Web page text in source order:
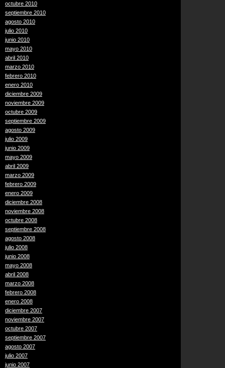
octubre 2010
septiembre 2010
agosto 2010
julio 2010
junio 2010
mayo 2010
abril 2010
marzo 2010
febrero 2010
enero 2010
diciembre 2009
noviembre 2009
octubre 2009
septiembre 2009
agosto 2009
julio 2009
junio 2009
mayo 2009
abril 2009
marzo 2009
febrero 2009
enero 2009
diciembre 2008
noviembre 2008
octubre 2008
septiembre 2008
agosto 2008
julio 2008
junio 2008
mayo 2008
abril 2008
marzo 2008
febrero 2008
enero 2008
diciembre 2007
noviembre 2007
octubre 2007
septiembre 2007
agosto 2007
julio 2007
junio 2007